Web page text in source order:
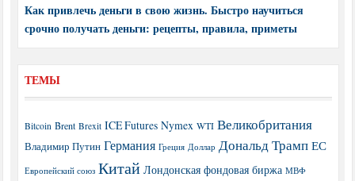
Как привлечь деньги в свою жизнь. Быстро научиться
срочно получать деньги: рецепты, правила, приметы
ТЕМЫ
Bitcoin Brent Brexit ICE Futures Nymex WTI Великобритания
Владимир Путин Германия Греция Доллар Дональд Трамп ЕС
Европейский союз Китай Лондонская фондовая биржа МВФ